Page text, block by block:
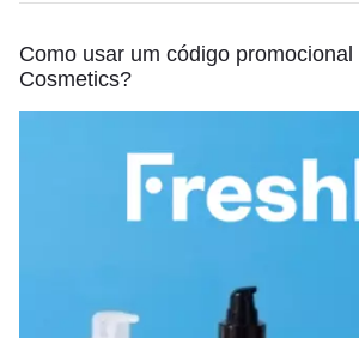
Como usar um código promocional
Cosmetics?